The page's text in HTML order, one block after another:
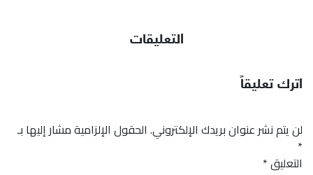
التعليقات
اترك تعليقاً
لن يتم نشر عنوان بريدك الإلكتروني. الحقول الإلزامية مشار إليها بـ
*
التعليق*